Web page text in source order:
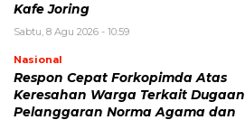
Kafe Joring
Sabtu, 8 Agu 2026 - 10:59
Nasional
Respon Cepat Forkopimda Atas
Keresahan Warga Terkait Dugaan
Pelanggaran Norma Agama dan